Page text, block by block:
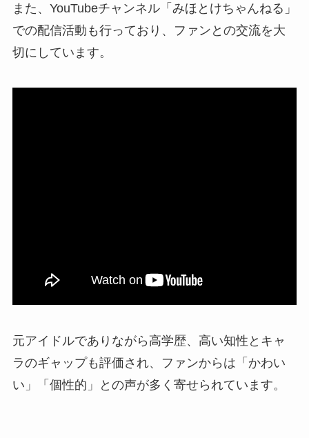
また、YouTubeチャンネル「みほとけちゃんねる」
での配信活動も行っており、ファンとの交流を大
切にしています。
元アイドルでありながら高学歴、高い知性とキャ
ラのギャップも評価され、ファンからは「かわい
い」「個性的」との声が多く寄せられています。